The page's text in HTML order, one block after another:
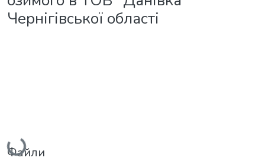
Чернігівської області
Вантажиться...
Файли